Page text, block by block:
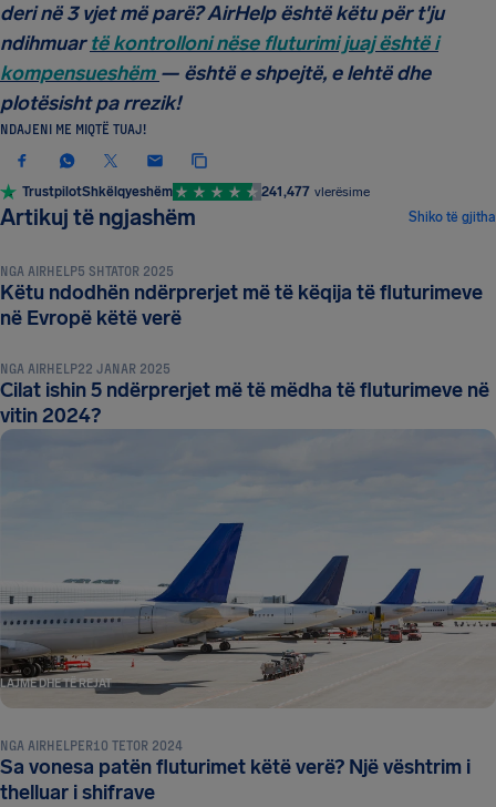
deri në 3 vjet më parë? AirHelp është këtu për t'ju
ndihmuartë kontrolloni nëse fluturimi juaj është i
kompensueshëm — është e shpejtë, e lehtë dhe
plotësisht pa rrezik!
NDAJENI ME MIQTË TUAJ!
TrustpilotShkëlqyeshëm 241,477 vlerësime
Artikuj të ngjashëm Shiko të gjitha
LAJME DHE TË REJAT
NGA AIRHELP5 SHTATOR 2025
Këtu ndodhën ndërprerjet më të këqija të fluturimeve
në Evropë këtë verë
NGA AIRHELP22 JANAR 2025
Cilat ishin 5 ndërprerjet më të mëdha të fluturimeve në
vitin 2024?
LAJME DHE TË REJAT
NGA AIRHELPER10 TETOR 2024
Sa vonesa patën fluturimet këtë verë? Një vështrim i
thelluar i shifrave